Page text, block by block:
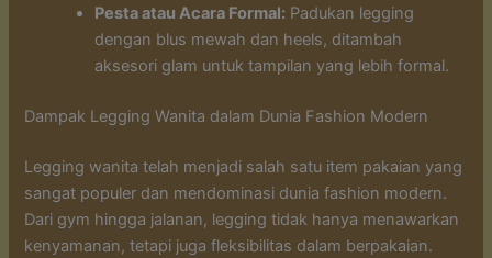
Pesta atau Acara Formal: Padukan legging
dengan blus mewah dan heels, ditambah
aksesori glam untuk tampilan yang lebih formal.
Dampak Legging Wanita dalam Dunia Fashion Modern
Legging wanita telah menjadi salah satu item pakaian yang
sangat populer dan mendominasi dunia fashion modern.
Dari gym hingga jalanan, legging tidak hanya menawarkan
kenyamanan, tetapi juga fleksibilitas dalam berpakaian.